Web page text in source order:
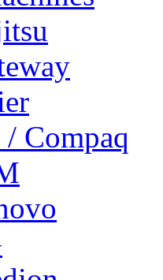
/ Compaq